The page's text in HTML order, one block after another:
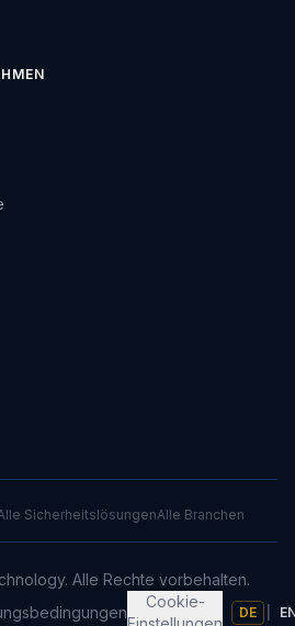
SicherheitslösungenAlle Branchen
Alle Rechte vorbehalten.
Cookie-
DE